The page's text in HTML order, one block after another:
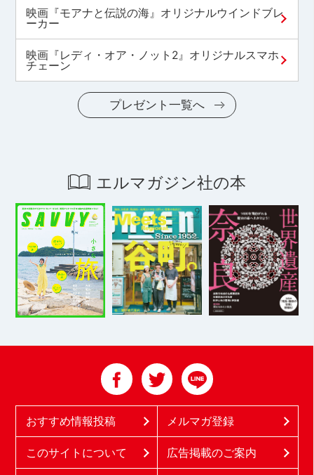
映画『モアナと伝説の海』オリジナルウインドブレ
ーカー
映画『レディ・オア・ノット2』オリジナルスマホ
チェーン
プレゼント一覧へ
エルマガジン社の本
おすすめ情報投稿 メルマガ登録
このサイトについて 広告掲載のご案内